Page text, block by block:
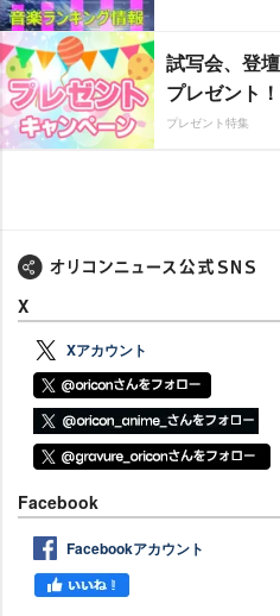
試写会、登
プレゼント！
プレゼント特集
X
Xアカウント
Facebook
Facebookアカウント